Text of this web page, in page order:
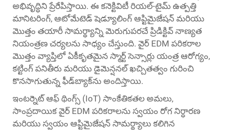
అభివృద్ధిని ప్రేరేపిస్తాయి. ఈ కనెక్టివిటీ రియల్-టైమ్ ఉత్పత్తి
మానిటరింగ్, ఆటోమేటెడ్ షెడ్యూలింగ్ ఆప్టిమైజేషన్ మరియు
మొత్తం తయారీ సామర్థ్యాన్ని మెరుగుపరచే ప్రిడిక్టివ్ నాణ్యత
నియంత్రణ చర్యలను సాధ్యం చేస్తుంది. వైర్ EDM పరికరాల
మొత్తం వ్యాప్తిలో ఏకీకృతమైన స్మార్ట్ సెన్సార్లు యంత్ర ఆరోగ్యం,
కట్టింగ్ పనితీరు మరియు డైమెన్షనల్ ఖచ్చితత్వం గురించి
కొనసాగుతున్న ఫీడ్‌బ్యాక్‌ను అందిస్తాయి.
ఇంటర్నెట్ ఆఫ్ థింగ్స్ (IoT) సాంకేతికతల అమలు,
సాంప్రదాయిక వైర్ EDM పరికరాలను స్వయం రోగ నిర్ధారణ
మరియు స్వయం ఆప్టిమైజేషన్ సామర్థ్యాలు కలిగిన